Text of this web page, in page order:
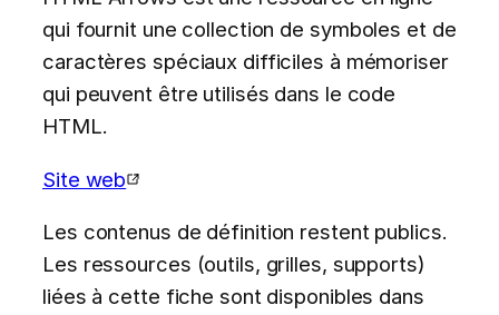
qui fournit une collection de symboles et de
caractères spéciaux difficiles à mémoriser
qui peuvent être utilisés dans le code
HTML.
Site web
Les contenus de définition restent publics.
Les ressources (outils, grilles, supports)
liées à cette fiche sont disponibles dans